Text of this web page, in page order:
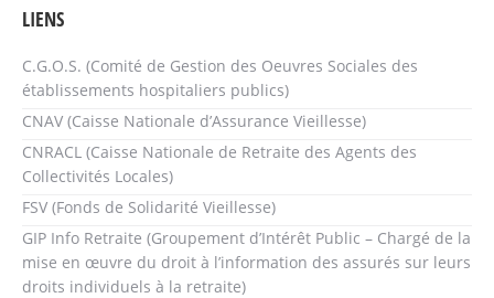
LIENS
C.G.O.S. (Comité de Gestion des Oeuvres Sociales des
établissements hospitaliers publics)
CNAV (Caisse Nationale d’Assurance Vieillesse)
CNRACL (Caisse Nationale de Retraite des Agents des
Collectivités Locales)
FSV (Fonds de Solidarité Vieillesse)
GIP Info Retraite (Groupement d’Intérêt Public – Chargé de la
mise en œuvre du droit à l’information des assurés sur leurs
droits individuels à la retraite)